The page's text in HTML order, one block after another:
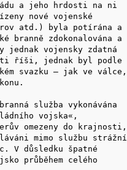
a jeho hrdosti na ni
nové vojenské
atd.) byla potírána a
branně zdokonalována a
jednak vojensky zdatná
říši, jednak byl podle
svazku — jak ve válce,
služba vykonávána
vojska«,
omezeny do krajnosti,
mimo službu strážní
V důsledku špatné
průběhem celého